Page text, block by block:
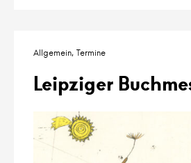
Allgemein Termine
Leipziger